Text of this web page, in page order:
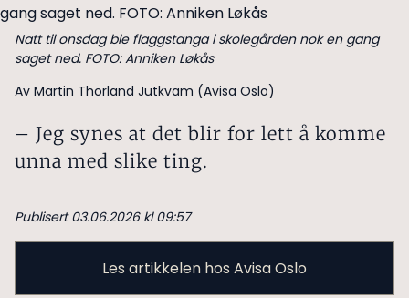
Natt til onsdag ble flaggstanga i skolegården nok en gang
saget ned. FOTO: Anniken Løkås
Av Martin Thorland Jutkvam (Avisa Oslo)
– Jeg synes at det blir for lett å komme
unna med slike ting.
Publisert 03.06.2026 kl 09:57
Les artikkelen hos Avisa Oslo